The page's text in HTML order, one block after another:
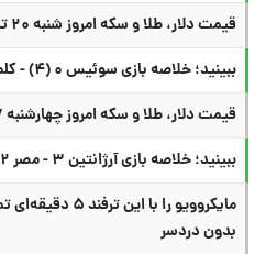
قیمت دلار، طلا و سکه امروز شنبه ۲۰ تیر
ببینید؛ خلاصه بازی سوئیس ۰ (۴) - کلمبیا ۰ (۳) در جام جهانی
قیمت دلار، طلا و سکه امروز چهارشنبه ۱۷ تیر ۱۴۰۵
ببینید؛ خلاصه بازی آرژانتین ۳ - مصر ۲ در جام جهانی
مایکروویو را با
بدون دردسر